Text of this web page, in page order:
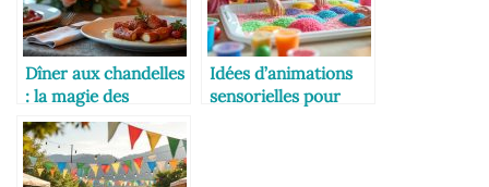
Dîner aux chandelles
: la magie des
arômes
Idées d’animations
sensorielles pour